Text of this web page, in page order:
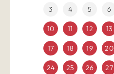
3 4 5 6
10 11 12 13
17 18 19 20
24 25 26 27